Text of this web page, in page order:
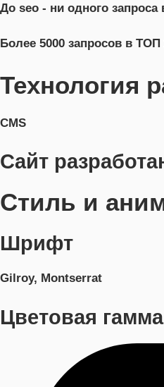
До seo - ни одного запроса
Более 5000 запросов в
Технология
CMS
Сайт
Стиль и
Шрифт
Gilroy, Montserrat
Цветовая гамма